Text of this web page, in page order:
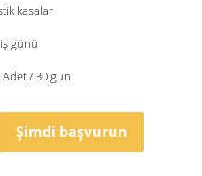
kasalar
günü
Adet / 30 gün
Şimdi başvurun